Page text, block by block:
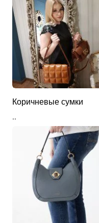
Коричневые сумки
..